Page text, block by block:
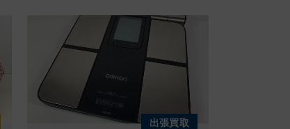
出張買取